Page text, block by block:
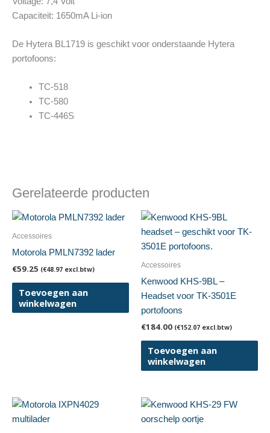
Capaciteit: 1650mA Li-ion
De Hytera BL1719 is geschikt voor onderstaande Hytera
portofoons:
TC-518
TC-580
TC-446S
Gerelateerde producten
Accessoires
Motorola PMLN7392 lader
€59.25 (€48.97 excl.btw)
Toevoegen aan
winkelwagen
Accessoires
Kenwood KHS-9BL –
Headset voor TK-3501E
portofoons
€184.00 (€152.07 excl.btw)
Toevoegen aan
winkelwagen